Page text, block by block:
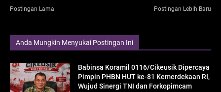
Postingan Lama Postingan Lebih Baru
Anda Mungkin Menyukai Postingan Ini
Babinsa Koramil 0116/Cikeusik Dipercaya
Pimpin PHBN HUT ke-81 Kemerdekaan RI,
Wujud Sinergi TNI dan Forkopimcam